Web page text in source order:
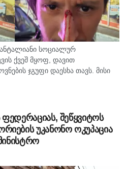
სოციალურ
ქვეშ მყოფ, დავით
ჯგუფი დაესხა თავს. მისი
არის და საავადმყოფოში
დაცვის ქვეშ მყოფს თავს...
შეწყვიტოს
უკანონო ოკუპაცია